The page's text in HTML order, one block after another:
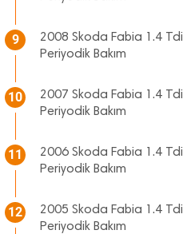
9
2008 Skoda Fabia 1.4 Tdi
Periyodik Bakım
10
2007 Skoda Fabia 1.4 Tdi
Periyodik Bakım
11
2006 Skoda Fabia 1.4 Tdi
Periyodik Bakım
12
2005 Skoda Fabia 1.4 Tdi
Periyodik Bakım